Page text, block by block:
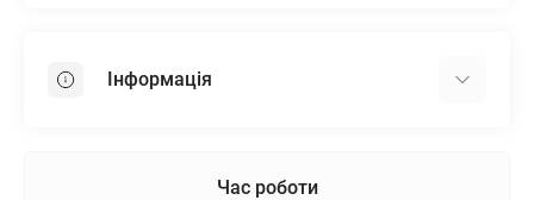
Пінопласт
Інформація
Час роботи